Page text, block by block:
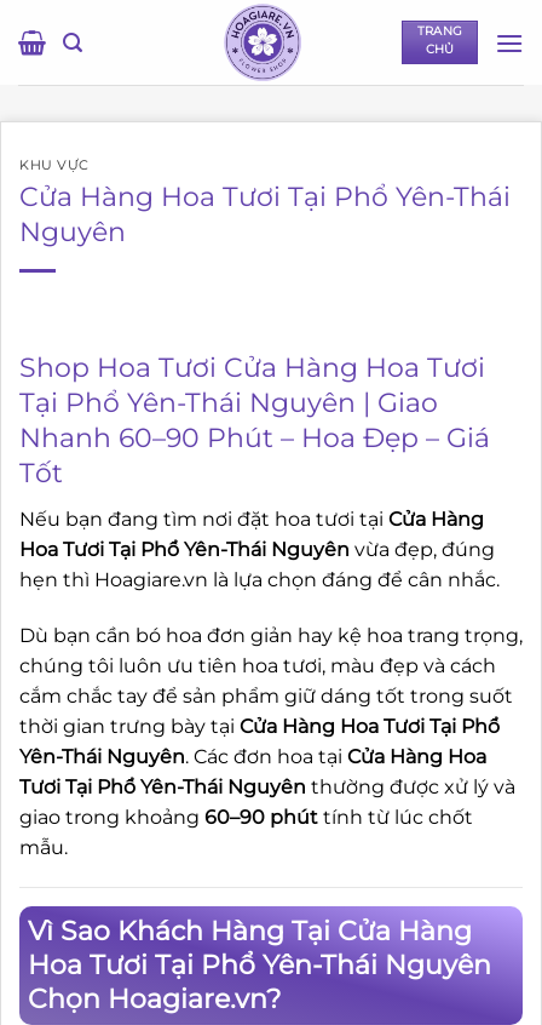
qua
TRANG
CHỦ
KHU VỰC
Cửa Hàng Hoa Tươi Tại Phổ Yên-Thái
Nguyên
Shop Hoa Tươi Cửa Hàng Hoa Tươi
Tại Phổ Yên-Thái Nguyên | Giao
Nhanh 60–90 Phút – Hoa Đẹp – Giá
Tốt
Nếu bạn đang tìm nơi đặt hoa tươi tại Cửa Hàng
Hoa Tươi Tại Phổ Yên-Thái Nguyên vừa đẹp, đúng
hẹn thì Hoagiare.vn là lựa chọn đáng để cân nhắc.
Dù bạn cần bó hoa đơn giản hay kệ hoa trang trọng,
chúng tôi luôn ưu tiên hoa tươi, màu đẹp và cách
cắm chắc tay để sản phẩm giữ dáng tốt trong suốt
thời gian trưng bày tại Cửa Hàng Hoa Tươi Tại Phổ
Yên-Thái Nguyên. Các đơn hoa tại Cửa Hàng Hoa
Tươi Tại Phổ Yên-Thái Nguyên thường được xử lý và
giao trong khoảng 60–90 phút tính từ lúc chốt
mẫu.
Vì Sao Khách Hàng Tại Cửa Hàng
Hoa Tươi Tại Phổ Yên-Thái Nguyên
Chọn Hoagiare.vn?